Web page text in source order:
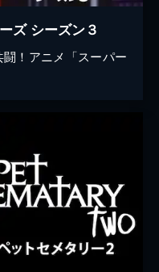
ズ シーズン３
！アニメ「スーパー